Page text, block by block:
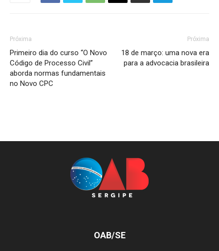
Próxima
Primeiro dia do curso “O Novo
Código de Processo Civil”
aborda normas fundamentais
no Novo CPC
Próxima
18 de março: uma nova era
para a advocacia brasileira
OAB/SE